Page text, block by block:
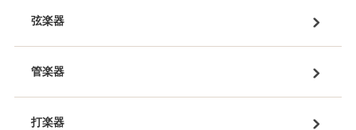
弦楽器
管楽器
打楽器